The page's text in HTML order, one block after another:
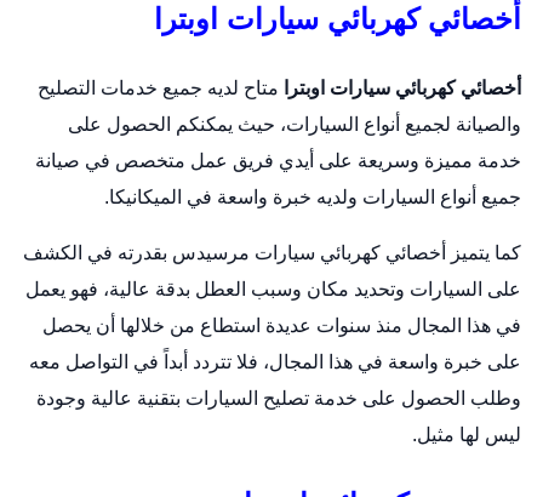
أخصائي كهربائي سيارات اوبترا
أخصائي كهربائي سيارات اوبترا
متاح لديه جميع خدمات التصليح
والصيانة لجميع أنواع السيارات، حيث يمكنكم الحصول على
خدمة مميزة وسريعة على أيدي فريق عمل متخصص في صيانة
جميع أنواع السيارات ولديه خبرة واسعة في الميكانيكا.
كما يتميز أخصائي كهربائي سيارات مرسيدس بقدرته في الكشف
على السيارات وتحديد مكان وسبب العطل بدقة عالية، فهو يعمل
في هذا المجال منذ سنوات عديدة استطاع من خلالها أن يحصل
على خبرة واسعة في هذا المجال، فلا تتردد أبداً في التواصل معه
وطلب الحصول على خدمة تصليح السيارات بتقنية عالية وجودة
ليس لها مثيل.